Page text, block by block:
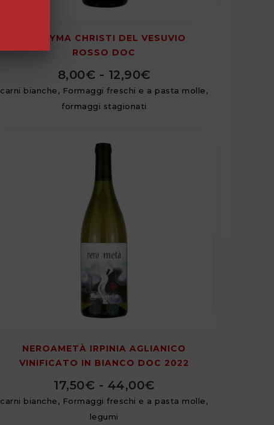
LACRYMA CHRISTI DEL VESUVIO
ROSSO DOC
8,00€ - 12,90€
carni bianche, Formaggi freschi e a pasta molle,
formaggi stagionati
NEROAMETÀ IRPINIA AGLIANICO
VINIFICATO IN BIANCO DOC 2022
17,50€ - 44,00€
carni bianche, Formaggi freschi e a pasta molle,
legumi